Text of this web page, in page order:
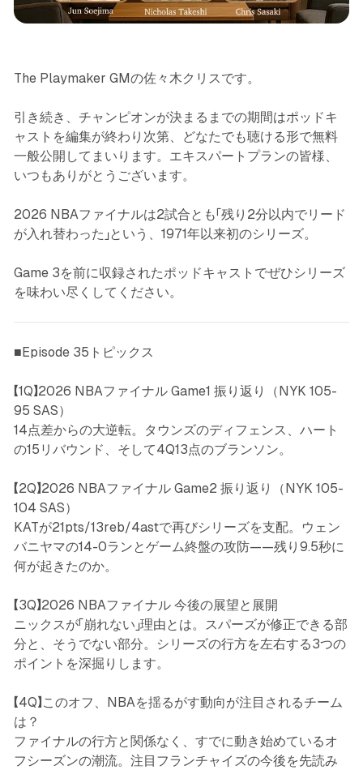
The Playmaker Lounge
The Playmaker GMの佐々木クリスです。
引き続き、チャンピオンが決まるまでの期間はポッドキ
ャストを編集が終わり次第、どなたでも聴ける形で無料
一般公開してまいります。エキスパートプランの皆様、
いつもありがとうございます。
2026 NBAファイナルは2試合とも「残り2分以内でリード
が入れ替わった」という、1971年以来初のシリーズ。
Game 3を前に収録されたポッドキャストでぜひシリーズ
を味わい尽くしてください。
■Episode 35トピックス
【1Q】2026 NBAファイナル Game1 振り返り（NYK 105-
95 SAS）
14点差からの大逆転。タウンズのディフェンス、ハート
の15リバウンド、そして4Q13点のブランソン。
【2Q】2026 NBAファイナル Game2 振り返り（NYK 105-
104 SAS）
KATが21pts/13reb/4astで再びシリーズを支配。ウェン
バニヤマの14-0ランとゲーム終盤の攻防——残り9.5秒に
何が起きたのか。
【3Q】2026 NBAファイナル 今後の展望と展開
ニックスが「崩れない」理由とは。スパーズが修正できる部
分と、そうでない部分。シリーズの行方を左右する3つの
ポイントを深掘りします。
【4Q】このオフ、NBAを揺るがす動向が注目されるチーム
は？
ファイナルの行方と関係なく、すでに動き始めているオ
フシーズンの潮流。注目フランチャイズの今後を先読み